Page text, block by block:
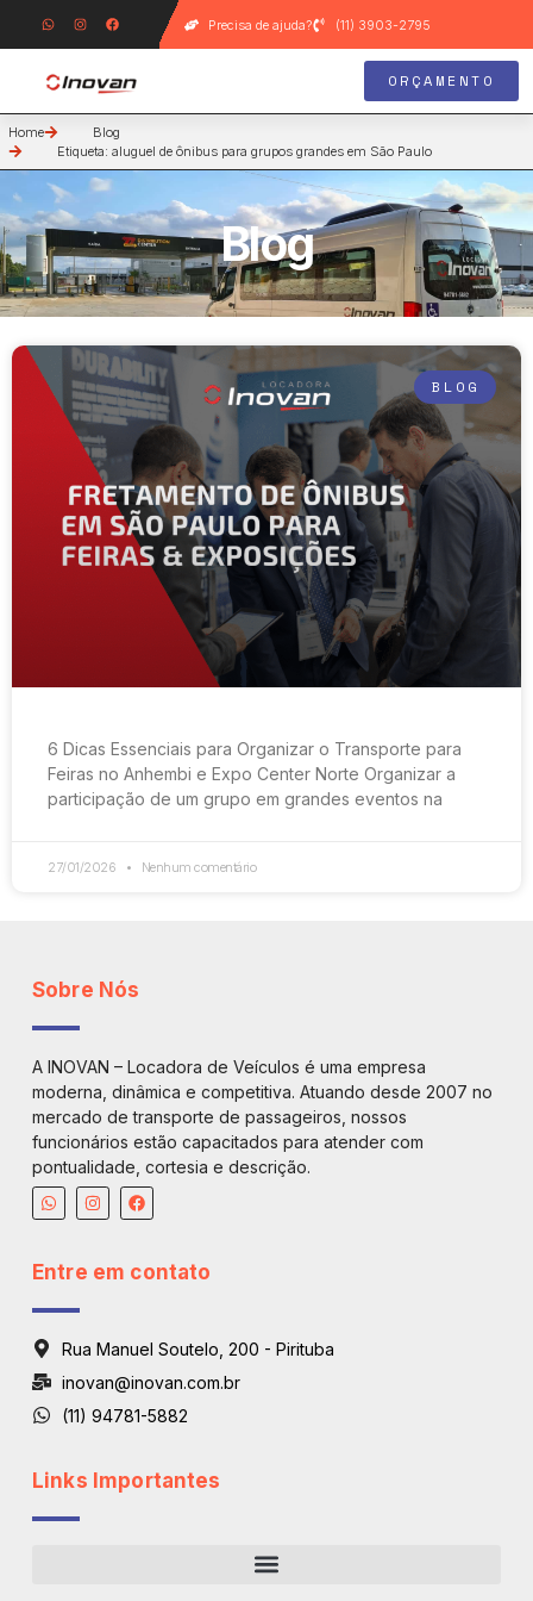
Precisa de ajuda? (11) 3903-2795
ORÇAMENTO
Home
Blog
Etiqueta: aluguel de ônibus para grupos grandes em São Paulo
Blog
BLOG
6 Dicas Essenciais para Organizar o Transporte para
Feiras no Anhembi e Expo Center Norte Organizar a
participação de um grupo em grandes eventos na
27/01/2026 Nenhum comentário
Sobre Nós
A INOVAN – Locadora de Veículos é uma empresa
moderna, dinâmica e competitiva. Atuando desde 2007 no
mercado de transporte de passageiros, nossos
funcionários estão capacitados para atender com
pontualidade, cortesia e descrição.
Entre em contato
Rua Manuel Soutelo, 200 - Pirituba
inovan@inovan.com.br
(11) 94781-5882
Links Importantes